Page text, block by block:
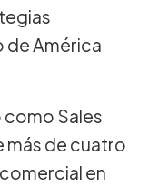
de América
Sales
más de cuatro
en